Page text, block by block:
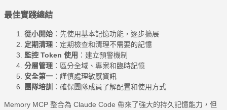
最佳實踐總結
從小開始 ：先使用基本記憶功能，逐步擴展
定期清理 ：定期檢查和清理不需要的記憶
監控 Token 使用 ：建立預警機制
分層管理 ：區分全域、專案和臨時記憶
安全第一 ：謹慎處理敏感資訊
團隊培訓
：確保團隊成員了解配置和使用方式
Memory MCP 整合為 Claude Code 帶來了強大的持久記憶能力，但